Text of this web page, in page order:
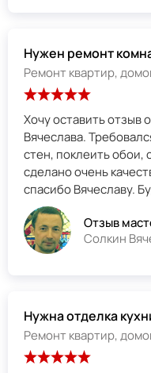
Нужен ремонт
Ремонт квартир,
Хочу оставить отзыв
Вячеслава.
стен, поклеить обои,
сделано очень
спасибо Вячеславу.
Отзыв
Солкин
Нужна отделка
Ремонт квартир,